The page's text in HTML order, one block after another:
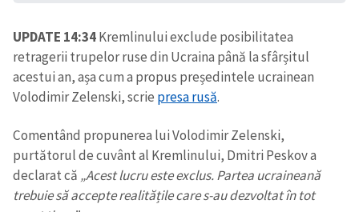
UPDATE 14:34Kremlinului exclude posibilitatea
retragerii trupelor ruse din Ucraina până la sfârșitul
acestui an, așa cum a propus președintele ucrainean
Volodimir Zelenski, scrie presa rusă.
Comentând propunerea lui Volodimir Zelenski,
purtătorul de cuvânt al Kremlinului, Dmitri Peskov a
declarat că „Acest lucru este exclus. Partea ucraineană
trebuie să accepte realitățile care s-au dezvoltat în tot